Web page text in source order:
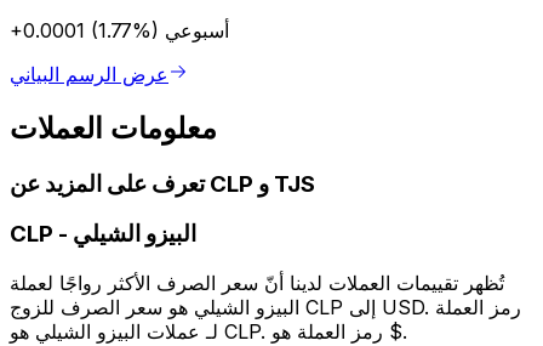
+0.0001 (1.77%) أسبوعي
عرض الرسم البياني
معلومات العملات
تعرف على المزيد عن CLP و TJS
CLP - البيزو الشيلي
تُظهر تقييمات العملات لدينا أنّ سعر الصرف الأكثر رواجًا لعملة
البيزو الشيلي هو سعر الصرف للزوج CLP إلى USD. رمز العملة
لـ عملات البيزو الشيلي هو CLP. رمز العملة هو $.